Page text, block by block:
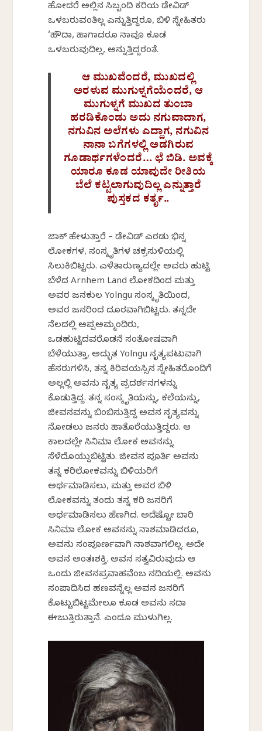
ಹೋದರೆ ಅಲ್ಲಿನ ಸಿಬ್ಬಂದಿ ಕರಿಯ ಡೇವಿಡ್
ಒಳಬರುವಂತಿಲ್ಲ ಎನ್ನುತ್ತಿದ್ದರೂ, ಬಿಳಿ ಸ್ನೇಹಿತರು
‘ಹೌದಾ, ಹಾಗಾದರೂ ನಾವೂ ಕೂಡ
ಒಳಬರುವುದಿಲ್ಲ, ಅನ್ನುತ್ತಿದ್ದರಂತೆ.
ಆ ಮುಖವೆಂದರೆ, ಮುಖದಲ್ಲಿ
ಅರಳುವ ಮುಗುಳ್ನಗೆಯೆಂದರೆ, ಆ
ಮುಗುಳ್ನಗೆ ಮುಖದ ತುಂಬಾ
ಹರಡಿಕೊಂಡು ಅದು ನಗುವಾದಾಗ,
ನಗುವಿನ ಅಲೆಗಳು ಎದ್ದಾಗ, ನಗುವಿನ
ನಾನಾ ಬಗೆಗಳಲ್ಲಿ ಅಡಗಿರುವ
ಗೂಡಾರ್ಥಗಳೆಂದರೆ… ಛೆ ಬಿಡಿ. ಅವಕ್ಕೆ
ಯಾರೂ ಕೂಡ ಯಾವುದೇ ರೀತಿಯ
ಬೆಲೆ ಕಟ್ಟಲಾಗುವುದಿಲ್ಲ ಎನ್ನುತ್ತಾರೆ
ಪುಸ್ತಕದ ಕರ್ತೃ..
ಜಾಕ್ ಹೇಳುತ್ತಾರೆ – ಡೇವಿಡ್ ಎರಡು ಭಿನ್ನ
ಲೋಕಗಳ, ಸಂಸ್ಕೃತಿಗಳ ಚಕ್ರಸುಳಿಯಲ್ಲಿ
ಸಿಲುಕಿಬಿಟ್ಟರು. ಎಳೆತಾರುಣ್ಯದಲ್ಲೇ ಅವರು ಹುಟ್ಟಿ
ಬೆಳೆದ Arnhem Land ಲೋಕದಿಂದ ಮತ್ತು
ಅವರ ಜನಕುಲ Yolngu ಸಂಸ್ಕೃತಿಯಿಂದ,
ಅವರ ಜನರಿಂದ ದೂರವಾಗಿಬಿಟ್ಟರು. ತನ್ನದೇ
ನೆಲದಲ್ಲಿ ಅಪ್ಪಅಮ್ಮಂದಿರು,
ಒಡಹುಟ್ಟಿದವರೊಡನೆ ಸಂತೋಷವಾಗಿ
ಬೆಳೆಯುತ್ತಾ, ಅದ್ಭುತ Yolngu ನೃತ್ಯಪಟುವಾಗಿ
ಹೆಸರುಗಳಿಸಿ, ತನ್ನ ಕಿರಿವಯಸ್ಸಿನ ಸ್ನೇಹಿತರೊಂದಿಗೆ
ಅಲ್ಲಲ್ಲಿ ಅವನು ನೃತ್ಯ ಪ್ರದರ್ಶನಗಳನ್ನು
ಕೊಡುತ್ತಿದ್ದ. ತನ್ನ ಸಂಸ್ಕೃತಿಯನ್ನು, ಕಲೆಯನ್ನು,
ಜೀವನವನ್ನು ಬಿಂಬಿಸುತ್ತಿದ್ದ ಅವನ ನೃತ್ಯವನ್ನು
ನೋಡಲು ಜನರು ಹಾತೊರೆಯುತ್ತಿದ್ದರು. ಆ
ಕಾಲದಲ್ಲೇ ಸಿನಿಮಾ ಲೋಕ ಅವನನ್ನು
ಸೆಳೆದೊಯ್ದುಬಿಟ್ಟಿತು. ಜೀವನ ಪೂರ್ತಿ ಅವನು
ತನ್ನ ಕರಿಲೋಕವನ್ನು ಬಿಳಿಯರಿಗೆ
ಅರ್ಥಮಾಡಿಸಲು, ಮತ್ತು ಅವರ ಬಿಳಿ
ಲೋಕವನ್ನು ತಂದು ತನ್ನ ಕರಿ ಜನರಿಗೆ
ಅರ್ಥಮಾಡಿಸಲು ಹೆಣಗಿದ. ಅದೆಷ್ಟೋ ಬಾರಿ
ಸಿನಿಮಾ ಲೋಕ ಅವನನ್ನು ನಾಶಮಾಡಿದರೂ,
ಅವನು ಸಂಪೂರ್ಣವಾಗಿ ನಾಶವಾಗಲಿಲ್ಲ. ಅದೇ
ಅವನ ಅಂತಃಶಕ್ತಿ. ಅವನ ಸತ್ವವಿರುವುದು ಆ
ಒಂದು ಜೀವನಪ್ರವಾಹವೆಂಬ ನದಿಯಲ್ಲಿ. ಅವನು
ಸಂಪಾದಿಸಿದ ಹಣವನ್ನೆಲ್ಲ ಅವನ ಜನರಿಗೆ
ಕೊಟ್ಟುಬಿಟ್ಟಮೇಲೂ ಕೂಡ ಅವನು ಸದಾ
ಈಜುತ್ತಿರುತ್ತಾನೆ. ಎಂದೂ ಮುಳುಗಿಲ್ಲ.